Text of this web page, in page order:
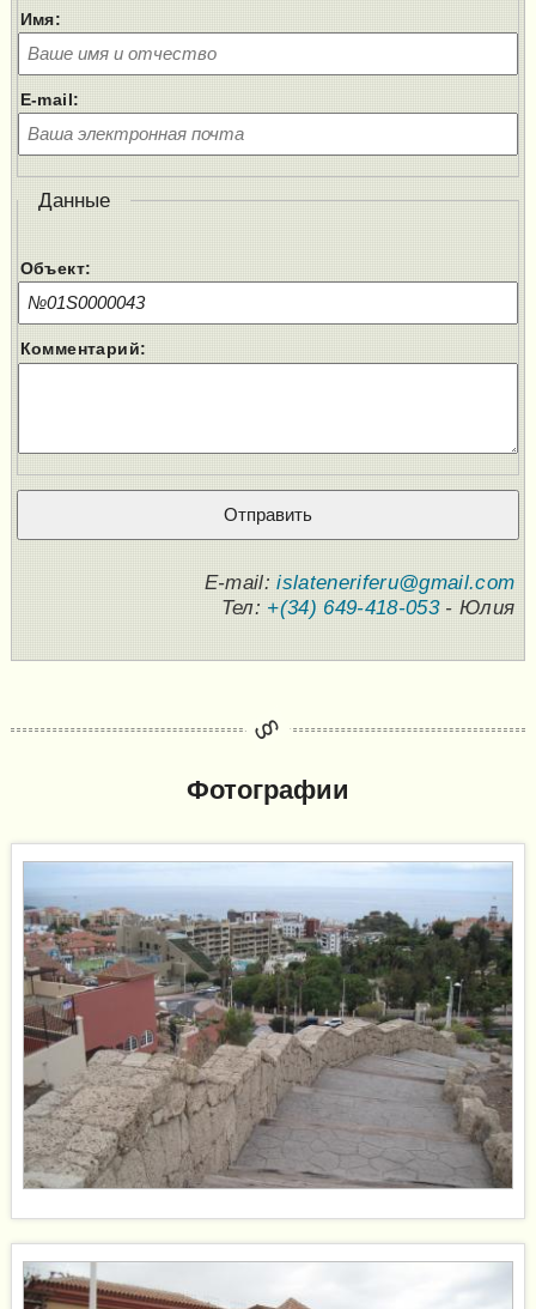
Имя:
E-mail:
Данные
Объект:
Комментарий:
E-mail:islateneriferu@gmail.com
Тел: +(34) 649-418-053- Юлия
Фотографии